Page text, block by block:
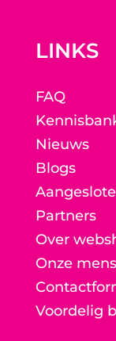
LINKS
FAQ
Nieuws
Blogs
Partners
Over
Onze
Voordelig